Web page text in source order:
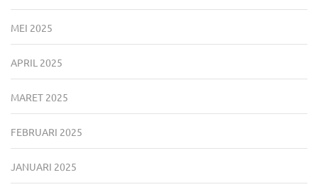
MEI 2025
APRIL 2025
MARET 2025
FEBRUARI 2025
JANUARI 2025